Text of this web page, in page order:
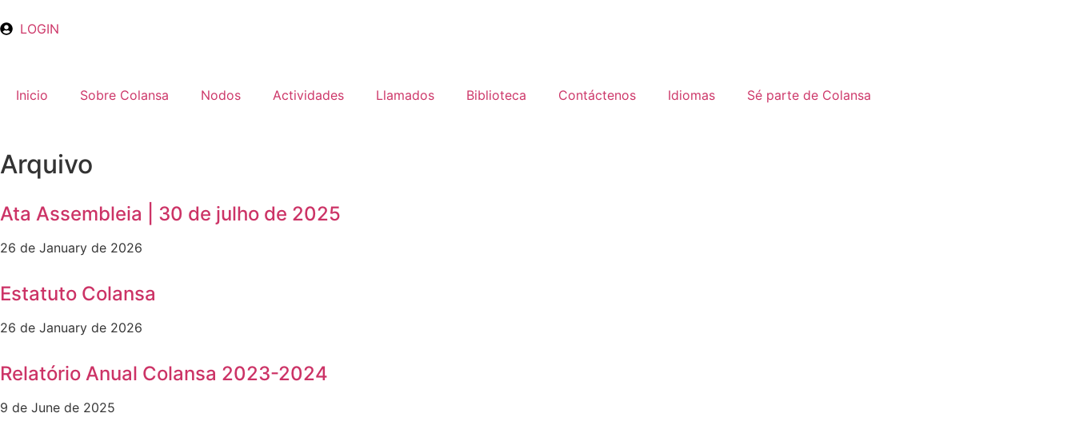
LOGIN
Inicio Sobre Colansa Nodos Actividades Llamados Biblioteca Contáctenos Idiomas Sé parte de Colansa
Arquivo
Ata Assembleia | 30 de julho de 2025
26 de January de 2026
Estatuto Colansa
26 de January de 2026
Relatório Anual Colansa 2023-2024
9 de June de 2025